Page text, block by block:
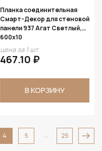
Планка соединительная
Смарт-Декор для стеновой
панели 937 Агат Светлый,
600x10
цена за 1 шт
467.10 ₽
В КОРЗИНУ
4 5 ... 25